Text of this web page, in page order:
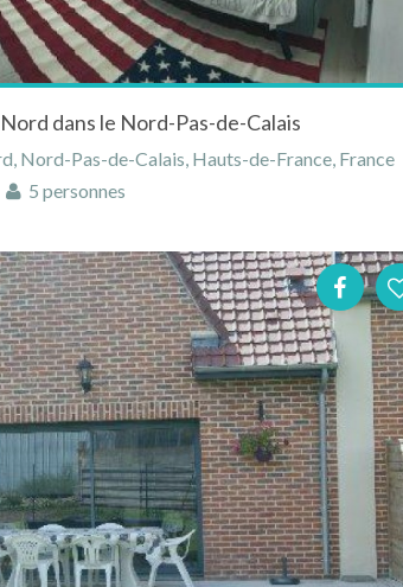
dans le Nord-Pas-de-Calais
Nord-Pas-de-Calais, Hauts-de-France, France
5 personnes